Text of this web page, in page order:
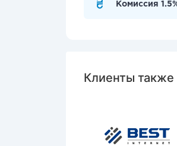
Комиссия
Клиенты также